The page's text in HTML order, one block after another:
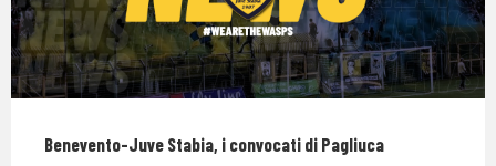
Benevento-Juve Stabia, i convocati di Pagliuca